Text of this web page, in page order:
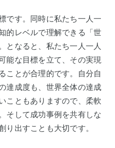
です。同時に私たち一人一
的レベルで理解できる「世
となると、私たち一人一人
能な目標を立て、その実現
ことが合理的です。自分自
達成度も、世界全体の達成
こともありますので、柔軟
そして成功事例を共有しな
り出すことも大切です。